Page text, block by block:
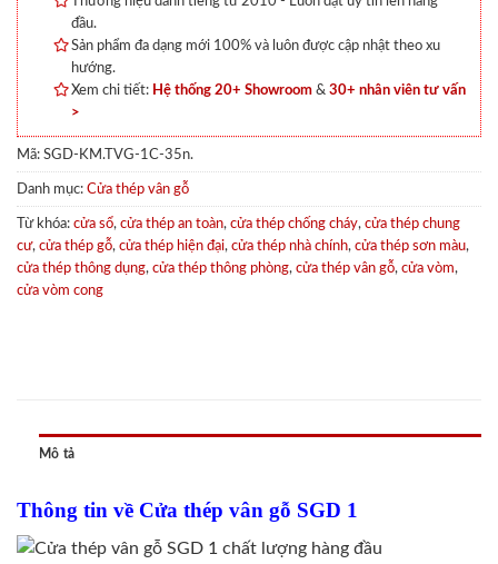
đầu.
Sản phẩm đa dạng mới 100% và luôn được cập nhật theo xu
hướng.
Xem chi tiết: Hệ thống 20+ Showroom & 30+ nhân viên tư vấn
>
Mã: SGD-KM.TVG-1C-35n.
Danh mục: Cửa thép vân gỗ
Từ khóa: cửa sổ, cửa thép an toàn, cửa thép chống cháy, cửa thép chung
cư, cửa thép gỗ, cửa thép hiện đại, cửa thép nhà chính, cửa thép sơn màu,
cửa thép thông dụng, cửa thép thông phòng, cửa thép vân gỗ, cửa vòm,
cửa vòm cong
Mô tả
Thông tin về Cửa thép vân gỗ SGD 1